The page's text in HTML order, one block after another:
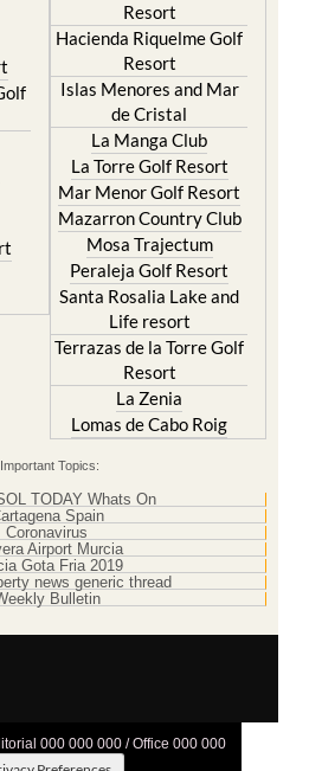
Resort
Hacienda Riquelme Golf
Resort
Islas Menores and Mar
de Cristal
La Manga Club
La Torre Golf Resort
Mar Menor Golf Resort
Mazarron Country Club
Mosa Trajectum
Peraleja Golf Resort
Santa Rosalia Lake and
Life resort
Terrazas de la Torre Golf
Resort
La Zenia
Lomas de Cabo Roig
Important Topics:
TODAY Whats On
Spain
Coronavirus
Airport Murcia
Gota Fria 2019
news generic thread
Bulletin
000 000 000 / Office 000 000